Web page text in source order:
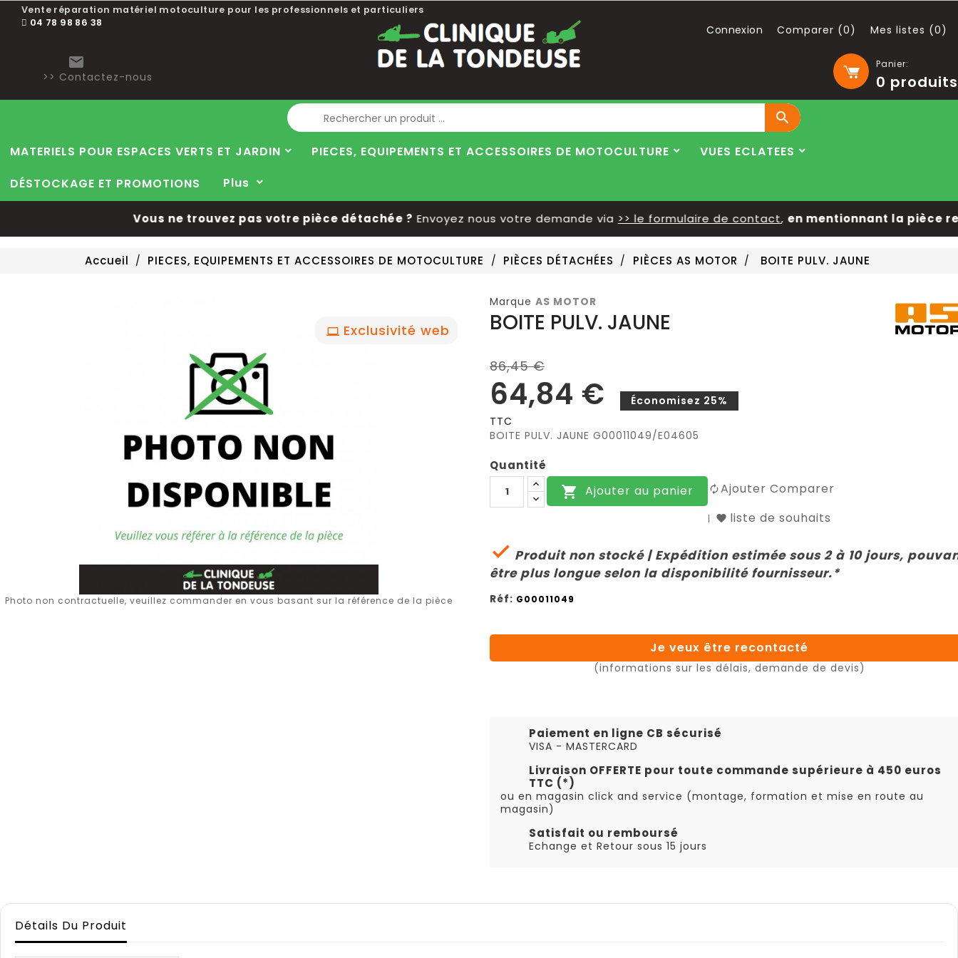
Vente réparation matériel motoculture pour les professionnels et particuliers
04 78 98 86 38
Panier:
0 produits

>> Contactez-nous
Connexion Comparer (0) Mes listes (0)
Blog

MATERIELS POUR ESPACES VERTS ET JARDIN PIECES, EQUIPEMENTS ET ACCESSOIRES DE MOTOCULTURE
VUES ECLATEES
DÉSTOCKAGE ET PROMOTIONS
Plus
Vous ne trouvez pas votre pièce détachée ?Envoyez nous votre demande via>> le formulaire de contact,en mentionnant la pièce
Accueil PIECES, EQUIPEMENTS ET ACCESSOIRES DE MOTOCULTURE PIÈCES DÉTACHÉES PIÈCES AS MOTOR BOITE PULV. JAUNE
Exclusivité web
Photo non contractuelle, veuillez commander en vous basant sur la référence de la pièce
Marque AS MOTOR
BOITE PULV. JAUNE
86,45 €
64,84 €
Économisez 25%
TTC
BOITE PULV. JAUNE G00011049/E04605
Quantité
 Ajouter au panier
Ajouter Comparer
liste de souhaits
 Produit non stocké | Expédition estimée sous 2 à 10 jours,
être plus longue selon la disponibilité fournisseur.*
Réf: G00011049
Je veux être recontacté
(informations sur les délais, demande de devis)
Paiement en ligne CB sécurisé
VISA - MASTERCARD
Livraison OFFERTE pour toute commande supérieure à 450 euros
TTC (*)
ou en magasin click and service (montage, formation et mise en route au
magasin)
Satisfait ou remboursé
Echange et Retour sous 15 jours
Détails Du Produit